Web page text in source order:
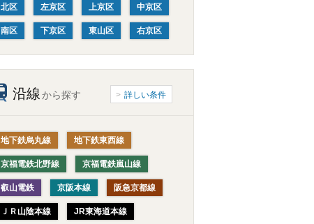
北区 左京区 上京区 中京区
南区 下京区 東山区 右京区
沿線 から探す 詳しい条件
地下鉄烏丸線 地下鉄東西線
京福電鉄北野線 京福電鉄嵐山線
叡山電鉄 京阪本線 阪急京都線
ＪＲ山陰本線 JR東海道本線